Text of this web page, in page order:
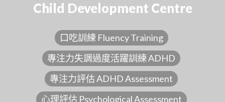
Child Development Centre
口吃訓練 Fluency Training
專注力失調過度活躍訓練 ADHD
專注力評估 ADHD Assessment
心理評估 Psychological Assessment